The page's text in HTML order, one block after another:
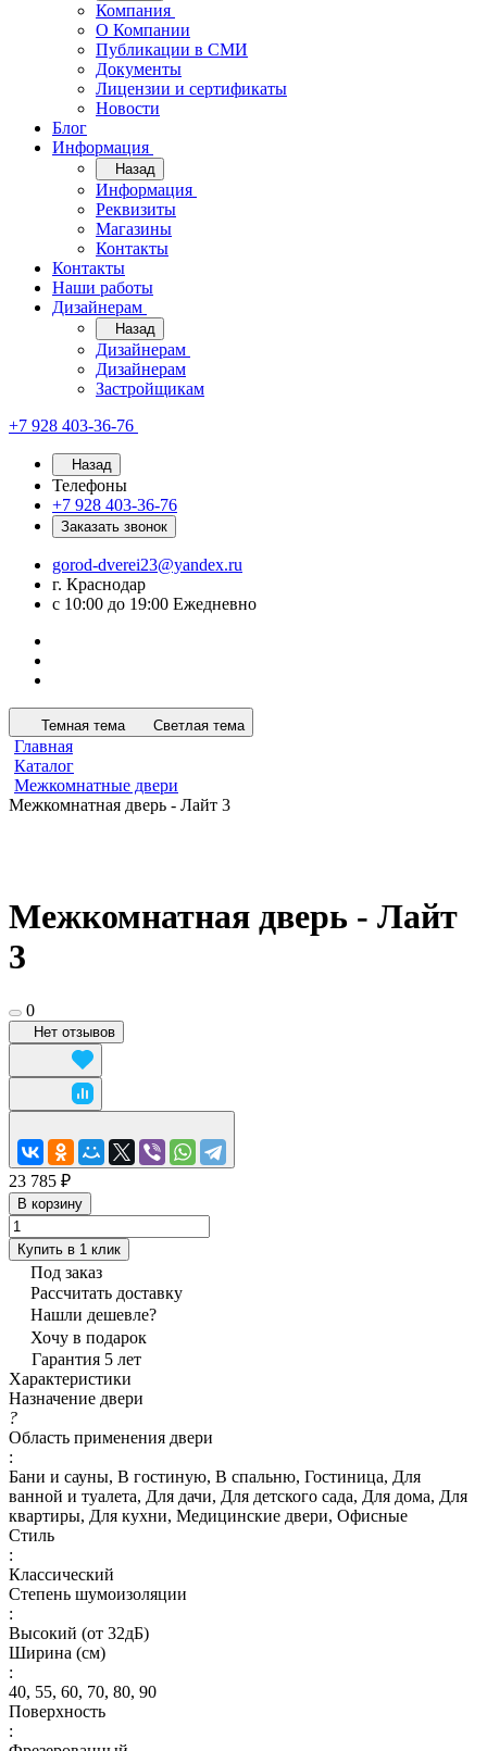
Компания
О Компании
Публикации в СМИ
Документы
Лицензии и сертификаты
Новости
Блог
Информация
Назад
Информация
Реквизиты
Магазины
Контакты
Контакты
Наши работы
Дизайнерам
Назад
Дизайнерам
Дизайнерам
Застройщикам
+7 928 403-36-76
Назад
Телефоны
+7 928 403-36-76
Заказать звонок
gorod-dverei23@yandex.ru
г. Краснодар
с 10:00 до 19:00 Ежедневно
Темная тема Светлая тема
Главная
Каталог
Межкомнатные двери
Межкомнатная дверь - Лайт 3
Межкомнатная дверь - Лайт
3
0
Нет отзывов
23 785 ₽
В корзину
Купить в 1 клик
Под заказ
Рассчитать доставку
Нашли дешевле?
Хочу в подарок
Гарантия 5 лет
Характеристики
Назначение двери
?
Область применения двери
:
Бани и сауны, В гостиную, В спальню, Гостиница, Для
ванной и туалета, Для дачи, Для детского сада, Для дома, Для
квартиры, Для кухни, Медицинские двери, Офисные
Стиль
:
Классический
Степень шумоизоляции
:
Высокий (от 32дБ)
Ширина (см)
:
40, 55, 60, 70, 80, 90
Поверхность
: